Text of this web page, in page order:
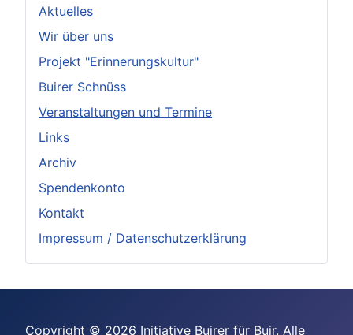
Aktuelles
Wir über uns
Projekt "Erinnerungskultur"
Buirer Schnüss
Veranstaltungen und Termine
Links
Archiv
Spendenkonto
Kontakt
Impressum / Datenschutzerklärung
Copyright © 2026 Initiative Buirer für Buir. Alle